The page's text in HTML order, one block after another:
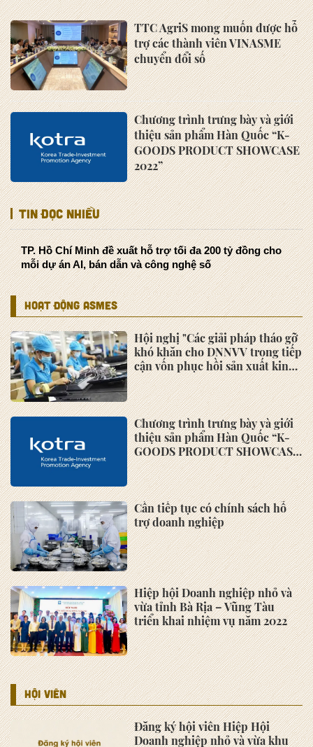
TTC AgriS mong muốn được hỗ
trợ các thành viên VINASME
chuyển đổi số
Chương trình trưng bày và giới
thiệu sản phẩm Hàn Quốc “K-
GOODS PRODUCT SHOWCASE
2022”
Tin đọc nhiều
TP. Hồ Chí Minh đề xuất hỗ trợ tối đa 200 tỷ đồng cho
mỗi dự án AI, bán dẫn và công nghệ số
HOẠT ĐỘNG ASMES
Hội nghị "Các giải pháp tháo gỡ
khó khăn cho DNNVV trong tiếp
cận vốn phục hồi sản xuất kinh
doanh"
Chương trình trưng bày và giới
thiệu sản phẩm Hàn Quốc “K-
GOODS PRODUCT SHOWCASE
2022”
Cần tiếp tục có chính sách hỗ
trợ doanh nghiệp
Hiệp hội Doanh nghiệp nhỏ và
vừa tỉnh Bà Rịa – Vũng Tàu
triển khai nhiệm vụ năm 2022
HỘI VIÊN
Đăng ký hội viên Hiệp Hội
Doanh nghiệp nhỏ và vừa khu